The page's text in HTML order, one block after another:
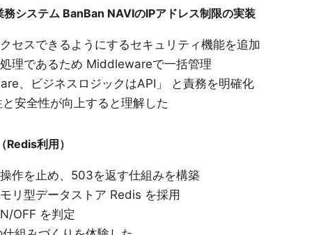
システム BanBan NAVIのIPアドレス制限の実装
セスできるようにするセキュリティ機能を追加
理であるため Middlewareで一括管理
、ビジネスロジックはAPI」 と責務を明確化
安全性が向上すると理解した
Redis利用）
作を止め、503を返す仕組みを構築
リ型データストア Redis を採用
OFF を判定